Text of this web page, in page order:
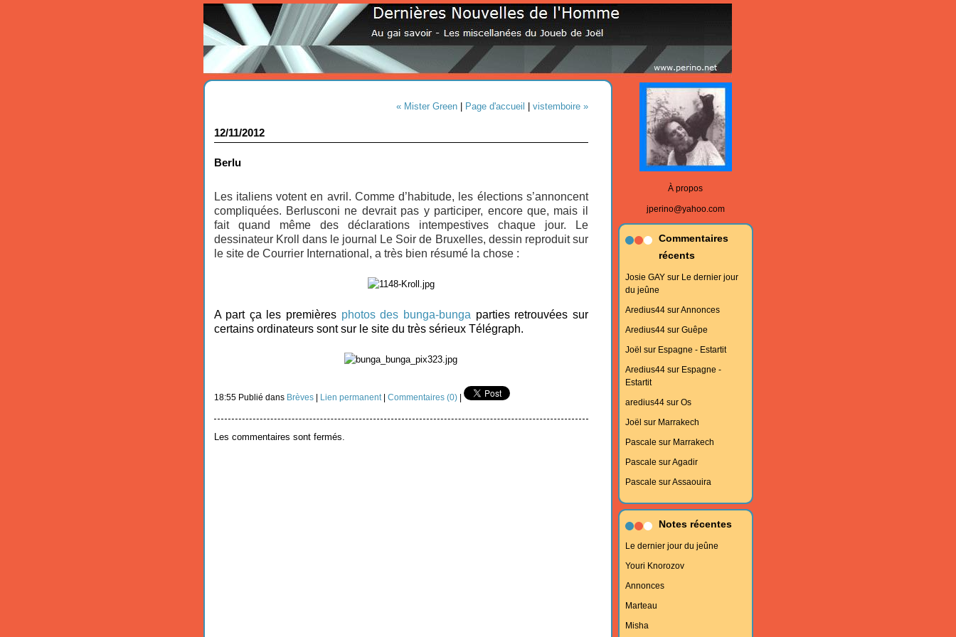
À propos
jperino@yahoo.com
Commentaires
récents
Josie GAYsur Le dernier jour
du jeûne
Aredius44surAnnonces
Aredius44sur Guêpe
Joël sur Espagne - Estartit
Aredius44sur Espagne -
Estartit
aredius44sur Os
Joël sur Marrakech
Pascale sur Marrakech
Pascale surAgadir
Pascale surAssaouira
Notes récentes
Le dernier jour du jeûne
Youri Knorozov
Annonces
Marteau
Misha
« Mister Green| Page d'accueil vistemboire »
12/11/2012
Berlu
Les italiens votent en avril. Comme d’habitude, les élections s’annoncent
compliquées. Berlusconi ne devrait pas y participer, encore que, mais il
fait quand même des déclarations intempestives chaque jour. Le
dessinateur Kroll dans le journal Le Soir de Bruxelles, dessin reproduit sur
le site de Courrier International, a très bien résumé la chose :
A part ça les premières photos des bunga-bunga parties retrouvées sur
certains ordinateurs sont sur le site du très sérieux Télégraph.
18:55 Publié dans Brèves| Lien permanent| Commentaires (0)|
Les commentaires sont fermés.